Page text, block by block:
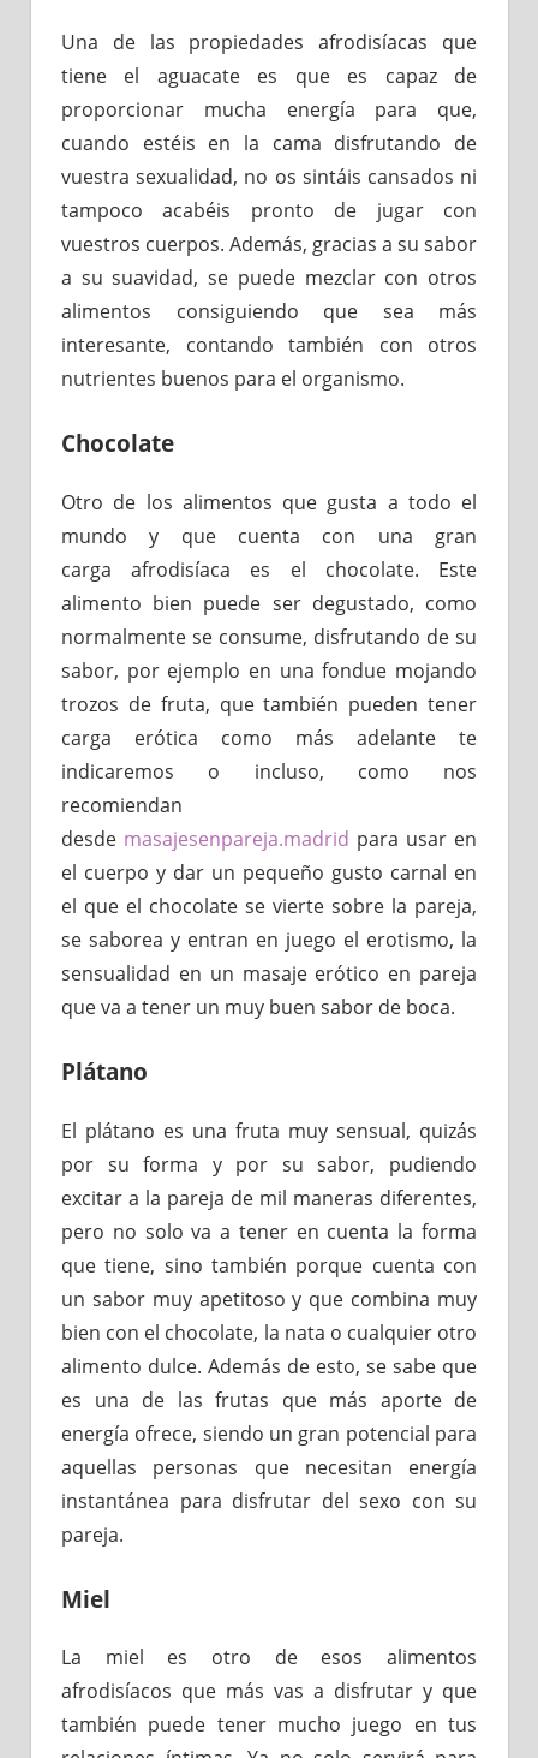
Una de las propiedades afrodisíacas que
tiene el aguacate es que es capaz de
proporcionar mucha energía para que,
cuando estéis en la cama disfrutando de
vuestra sexualidad, no os sintáis cansados ni
tampoco acabéis pronto de jugar con
vuestros cuerpos. Además, gracias a su sabor
a su suavidad, se puede mezclar con otros
alimentos consiguiendo que sea más
interesante, contando también con otros
nutrientes buenos para el organismo.
Chocolate
Otro de los alimentos que gusta a todo el
mundo y que cuenta con una gran
carga afrodisíaca es el chocolate. Este
alimento bien puede ser degustado, como
normalmente se consume, disfrutando de su
sabor, por ejemplo en una fondue mojando
trozos de fruta, que también pueden tener
carga erótica como más adelante te
indicaremos o incluso, como nos
recomiendan
desde masajesenpareja.madrid para usar en
el cuerpo y dar un pequeño gusto carnal en
el que el chocolate se vierte sobre la pareja,
se saborea y entran en juego el erotismo, la
sensualidad en un masaje erótico en pareja
que va a tener un muy buen sabor de boca.
Plátano
El plátano es una fruta muy sensual, quizás
por su forma y por su sabor, pudiendo
excitar a la pareja de mil maneras diferentes,
pero no solo va a tener en cuenta la forma
que tiene, sino también porque cuenta con
un sabor muy apetitoso y que combina muy
bien con el chocolate, la nata o cualquier otro
alimento dulce. Además de esto, se sabe que
es una de las frutas que más aporte de
energía ofrece, siendo un gran potencial para
aquellas personas que necesitan energía
instantánea para disfrutar del sexo con su
pareja.
Miel
La miel es otro de esos alimentos
afrodisíacos que más vas a disfrutar y que
también puede tener mucho juego en tus